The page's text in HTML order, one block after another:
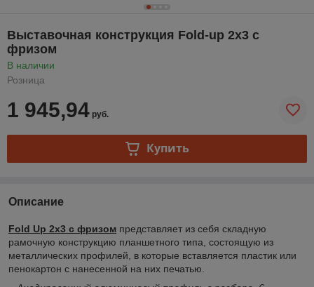
Выставочная конструкция Fold-up 2х3 с
фризом
В наличии
Розница
1 945,94 руб.
Купить
Описание
Fold Up 2х3 с фризом представляет из себя складную
рамочную конструкцию планшетного типа, состоящую из
металлических профилей, в которые вставляется пластик или
пенокартон с нанесенной на них печатью.